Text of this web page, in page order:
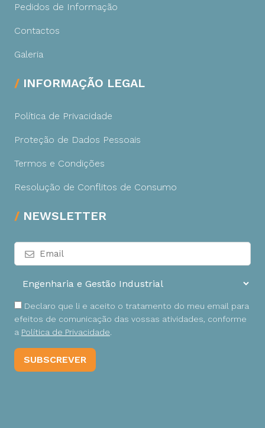
Pedidos de Informação
Contactos
Galeria
INFORMAÇÃO LEGAL
Política de Privacidade
Proteção de Dados Pessoais
Termos e Condições
Resolução de Conflitos de Consumo
NEWSLETTER
Declaro que li e aceito o tratamento do meu email para
efeitos de comunicação das vossas atividades, conforme
a Política de Privacidade